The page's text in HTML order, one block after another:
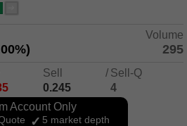
Volume
295
Sell / Sell-Q
0.245
4
Account Only
5 market depth